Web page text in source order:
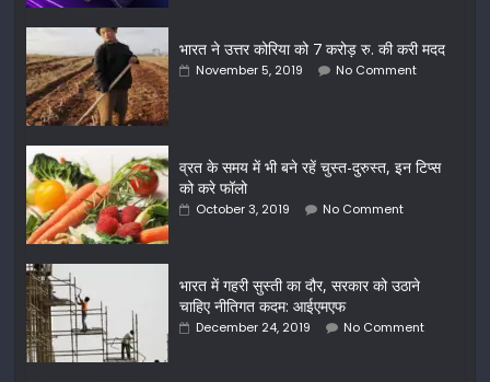
भारत ने उत्तर कोरिया को 7 करोड़ रु. की करी मदद
November 5, 2019 No Comment
व्रत के समय में भी बने रहें चुस्त-दुरुस्त, इन टिप्स
को करे फॉलो
October 3, 2019 No Comment
भारत में गहरी सुस्ती का दौर, सरकार को उठाने
चाहिए नीतिगत कदम: आईएमएफ
December 24, 2019 No Comment